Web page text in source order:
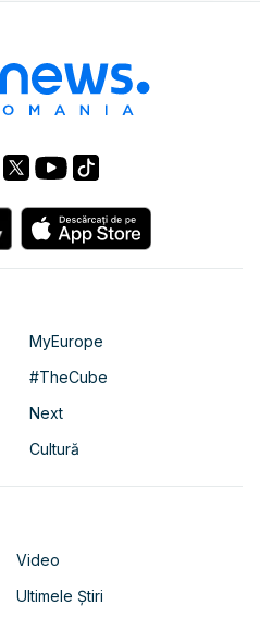
MyEurope
#TheCube
Next
Cultură
Video
Ultimele Știri